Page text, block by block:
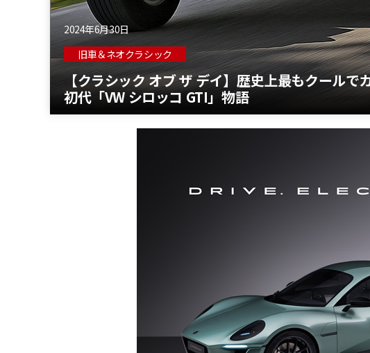
2024年6月30日
旧車＆ネオクラシック
【クラシック オブ ザ デイ】歴史上最もクールで
初代「VW シロッコ GTI」物語